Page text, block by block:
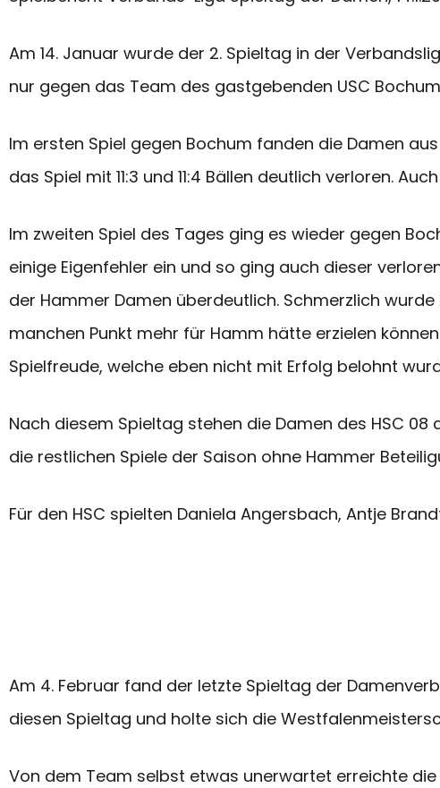
Am 14. Januar wurde der 2. Spieltag in der
nur gegen das Team des gastgebenden USC
Im ersten Spiel gegen Bochum fanden die Damen
das Spiel mit 11:3 und 11:4 Bällen deutlich verloren.
Im zweiten Spiel des Tages ging es wieder gegen
einige Eigenfehler ein und so ging auch dieser
der Hammer Damen überdeutlich. Schmerzlich
manchen Punkt mehr für Hamm hätte erzielen
Spielfreude, welche eben nicht mit Erfolg belohnt
Nach diesem Spieltag stehen die Damen des HSC
die restlichen Spiele der Saison ohne Hammer
Für den HSC spielten Daniela Angersbach, Antje
Am 4. Februar fand der letzte Spieltag der
diesen Spieltag und holte sich die
Von dem Team selbst etwas unerwartet erreichte